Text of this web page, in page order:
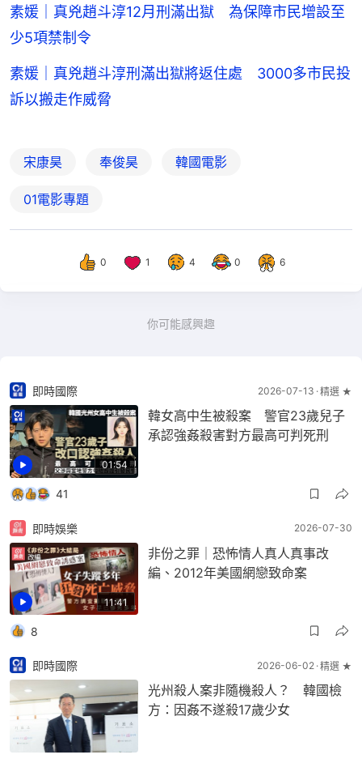
素媛｜真兇趙斗淳12月刑滿出獄 為保障市民增設至
少5項禁制令
素媛｜真兇趙斗淳刑滿出獄將返住處 3000多市民投
訴以搬走作威脅
宋康昊 奉俊昊 韓國電影
01電影專題
0 1 4 0 6
你可能感興趣
01:54
即時國際 2026-07-13 精選 ★
韓女高中生被殺案 警官23歲兒子
承認強姦殺害對方最高可判死刑
41
11:41
即時娛樂 2026-07-30
非份之罪｜恐怖情人真人真事改
編、2012年美國網戀致命案
8
即時國際 2026-06-02 精選 ★
光州殺人案非隨機殺人？ 韓國檢
方：因姦不遂殺17歲少女